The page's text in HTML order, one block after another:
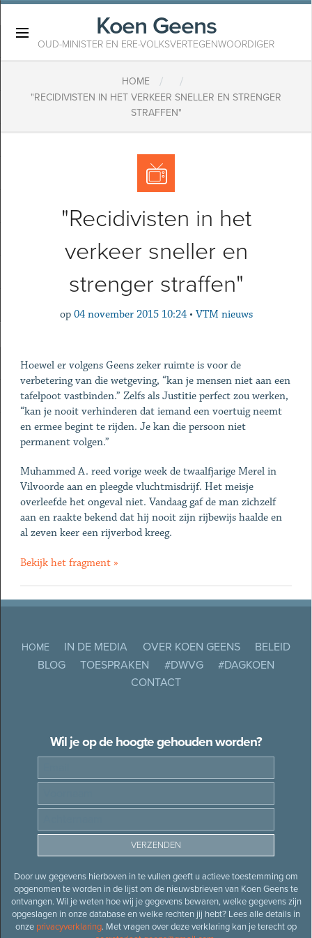
Koen Geens
OUD-MINISTER EN ERE-VOLKSVERTEGENWOORDIGER
HOME / /
"RECIDIVISTEN IN HET VERKEER SNELLER EN STRENGER
STRAFFEN"
"Recidivisten in het
verkeer sneller en
strenger straffen"
op 04 november 2015 10:24 • VTM nieuws
Hoewel er volgens Geens zeker ruimte is voor de
verbetering van die wetgeving, “kan je mensen niet aan een
tafelpoot vastbinden.” Zelfs als Justitie perfect zou werken,
“kan je nooit verhinderen dat iemand een voertuig neemt
en ermee begint te rijden. Je kan die persoon niet
permanent volgen.”
Muhammed A. reed vorige week de twaalfjarige Merel in
Vilvoorde aan en pleegde vluchtmisdrijf. Het meisje
overleefde het ongeval niet. Vandaag gaf de man zichzelf
aan en raakte bekend dat hij nooit zijn rijbewijs haalde en
al zeven keer een rijverbod kreeg.
Bekijk het fragment »
HOME IN DE MEDIA OVER KOEN GEENS
BELEID
BLOG
TOESPRAKEN #DWVG
#DAGKOEN
CONTACT
Wil je op de hoogte gehouden worden?
Door uw gegevens hierboven in te vullen geeft u actieve toestemming om
opgenomen te worden in de lijst om de nieuwsbrieven van Koen Geens te
ontvangen. Wil je weten hoe wij je gegevens bewaren, welke gegevens zijn
opgeslagen in onze database en welke rechten jij hebt? Lees alle details in
onze privacyverklaring. Met vragen over deze verklaring kan je terecht op